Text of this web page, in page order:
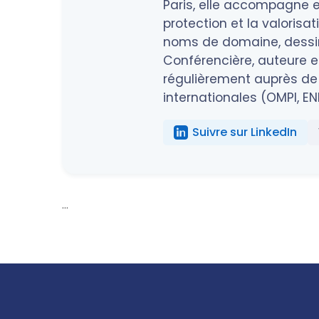
Paris, elle accompagne
protection et la
noms de domaine,
Conférencière, auteure
régulièrement auprès
internationales (OMPI,
Suivre sur LinkedIn
...